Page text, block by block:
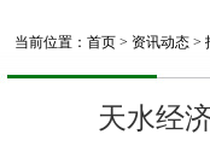
当前位置： 首页 > 资讯动态 >
天水经